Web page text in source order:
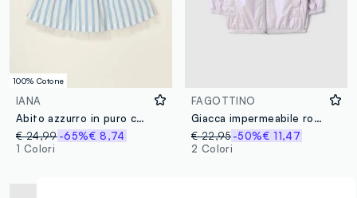
100% Cotone
IANA
Abito azzurro in puro cotone a righe
€ 24,99-65%€ 8,74
1 Colori
FAGOTTINO
Giacca impermeabile rosa da bimba regular fit con zip e cappuccio
€ 22,95 -50%€ 11,47
2 Colori